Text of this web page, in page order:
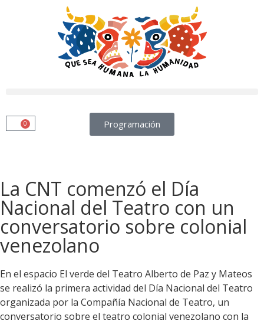
Programación
0
La CNT comenzó el Día
Nacional del Teatro con un
conversatorio sobre colonial
venezolano
En el espacio El verde del Teatro Alberto de Paz y Mateos
se realizó la primera actividad del Día Nacional del Teatro
organizada por la Compañía Nacional de Teatro, un
conversatorio sobre el teatro colonial venezolano con la